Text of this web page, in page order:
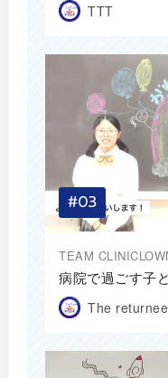
TTT
TEAM
病院で過ごす子
The